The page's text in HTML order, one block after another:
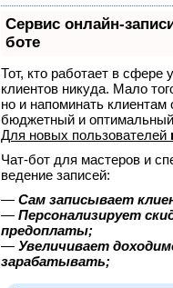
Сервис онлайн-
боте
Тот, кто работает в сфере
клиентов никуда. Мало
но и напоминать
бюджетный и
Для новых пользователей
Чат-бот для мастеров и
ведение записей:
— Сам записывает
— Персонализирует
предоплаты;
— Увеличивает
зарабатывать;